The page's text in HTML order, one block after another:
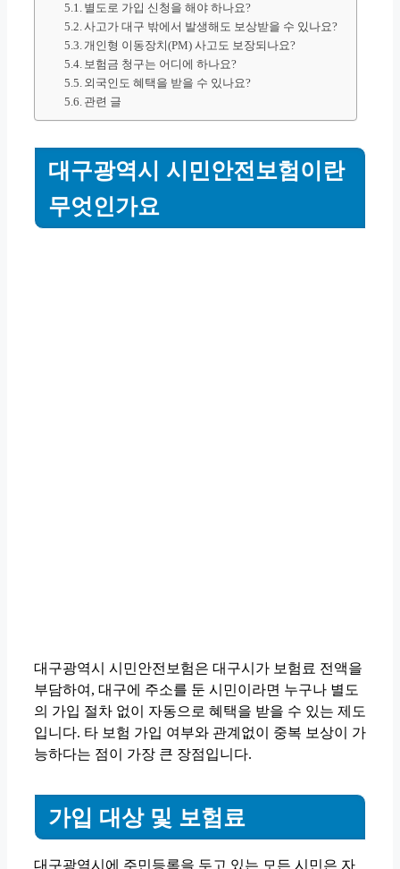
별도로 가입 신청을 해야 하나요?
사고가 대구 밖에서 발생해도 보상받을 수 있나요?
개인형 이동장치(PM) 사고도 보장되나요?
보험금 청구는 어디에 하나요?
외국인도 혜택을 받을 수 있나요?
관련 글
대구광역시 시민안전보험이란
무엇인가요
대구광역시 시민안전보험은 대구시가 보험료 전액을
부담하여, 대구에 주소를 둔 시민이라면 누구나 별도
의 가입 절차 없이 자동으로 혜택을 받을 수 있는 제도
입니다. 타 보험 가입 여부와 관계없이 중복 보상이 가
능하다는 점이 가장 큰 장점입니다.
가입 대상 및 보험료
대구광역시에 주민등록을 두고 있는 모든 시민은 자